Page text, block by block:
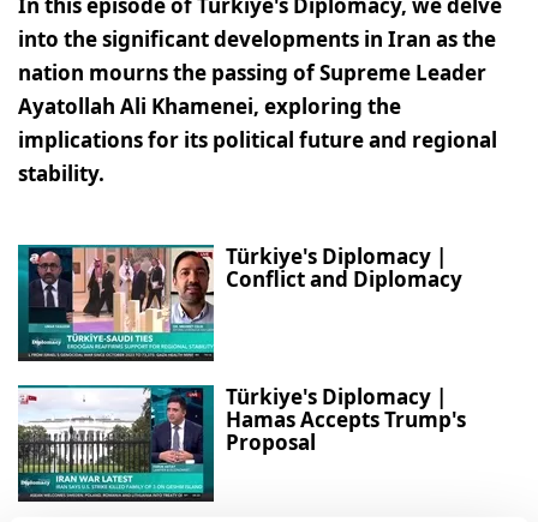
In this episode of Türkiye's Diplomacy, we delve
into the significant developments in Iran as the
nation mourns the passing of Supreme Leader
Ayatollah Ali Khamenei, exploring the
implications for its political future and regional
stability.
Türkiye's Diplomacy |
Conflict and Diplomacy
Türkiye's Diplomacy |
Hamas Accepts Trump's
Proposal